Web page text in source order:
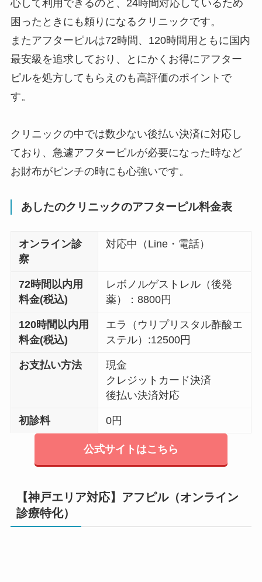
心して利用できるのと、 24時間対応しているため
困ったときにも頼りになる クリニックです。
またアフターピルは72時間、120時間用ともに 国内
最安級を追求しており、とにかくお得にアフター
ピルを処方してもらえのも高評価のポイントで
す。
クリニックの中では数少ない後払い決済に対応し
ており、急遽アフターピルが必要になった時など
お財布がピンチの時にも心強いです。
あしたのクリニックのアフターピル料金表
オンライン診
察
対応中（Line・電話）
72時間以内用
料金(税込)
レボノルゲストレル（後発
薬）：8800円
120時間以内用
料金(税込)
エラ（ウリプリスタル酢酸エ
ステル）:12500円
お支払い方法
現金
クレジットカード決済
後払い決済対応
初診料 0円
公式サイトはこちら
【神戸エリア対応】アフピル（オンライン
診療特化）